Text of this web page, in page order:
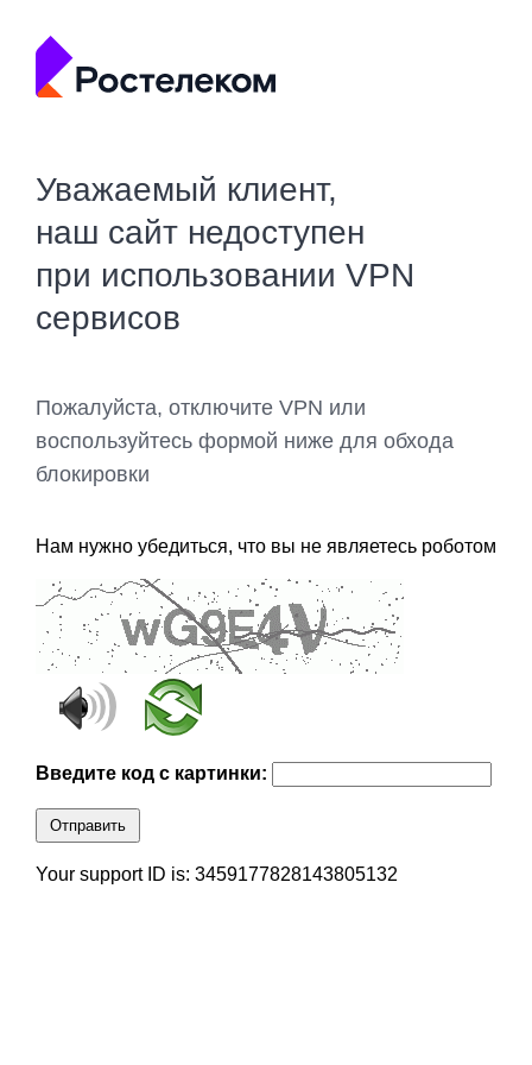
Уважаемый клиент,
наш сайт недоступен
при использовании VPN
сервисов
Пожалуйста, отключите VPN или
воспользуйтесь формой ниже для обхода
блокировки
Нам нужно убедиться, что вы не являетесь роботом
Введите код с картинки:
Отправить
Your support ID is: 3459177828143805132